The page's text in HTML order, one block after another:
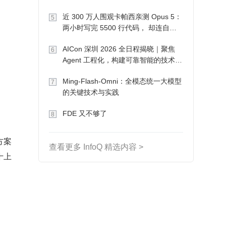
案
上
5
近 300 万人围观卡帕西亲测 Opus 5：
两小时写完 5500 行代码， 却连自己
6
AICon 深圳 2026 全日程揭晓｜聚焦
Agent 工程化，构建可靠智能的技术路
7
Ming-Flash-Omni：全模态统一大模型
的关键技术与实践
8 FDE 又不够了
查看更多 InfoQ 精选内容 >